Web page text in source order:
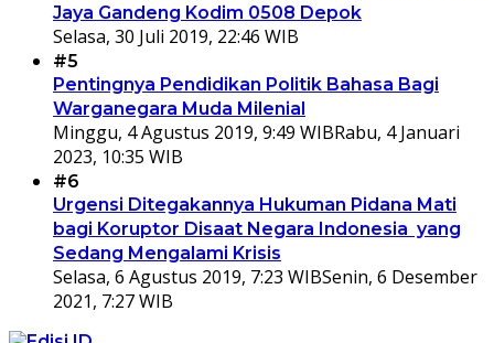
Jaya Gandeng Kodim 0508 Depok
Selasa, 30 Juli 2019, 22:46 WIB
#5
Pentingnya Pendidikan Politik Bahasa Bagi
Warganegara Muda Milenial
Minggu, 4 Agustus 2019, 9:49 WIBRabu, 4 Januari
2023, 10:35 WIB
#6
Urgensi Ditegakannya Hukuman Pidana Mati
bagi Koruptor Disaat Negara Indonesia yang
Sedang Mengalami Krisis
Selasa, 6 Agustus 2019, 7:23 WIBSenin, 6 Desember
2021, 7:27 WIB